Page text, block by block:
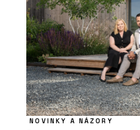
NOVINKY A NÁZORY